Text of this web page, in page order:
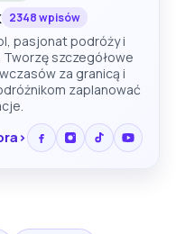
2348 wpisów
pasjonat podróży i
szczegółowe
za granicą i
zaplanować